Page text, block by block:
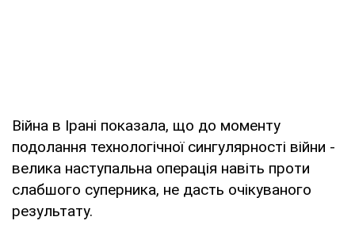
Війна в Ірані показала, що до моменту
подолання технологічної сингулярності війни -
велика наступальна операція навіть проти
слабшого суперника, не дасть очікуваного
результату.